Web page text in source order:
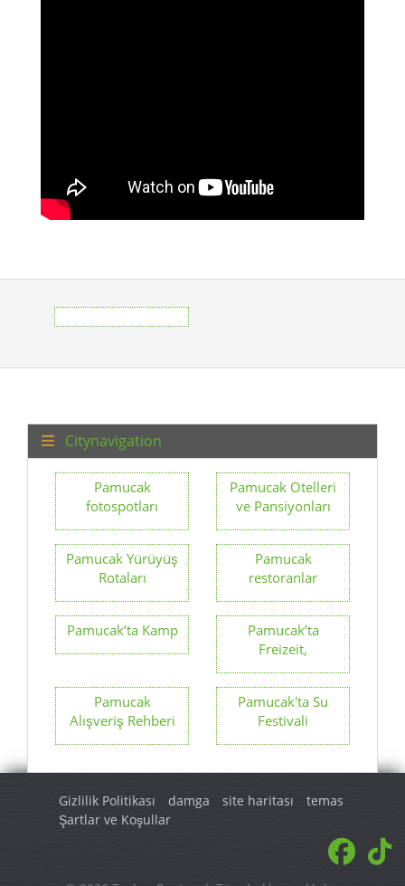
Citynavigation
Pamucak
fotospotları
Pamucak Otelleri
ve Pansiyonları
Pamucak Yürüyüş
Rotaları
Pamucak
restoranlar
Pamucak’ta Kamp
Pamucak’ta
Freizeit,
Pamucak
Alışveriş Rehberi
Pamucak'ta Su
Festivali
Gizlilik Politikası damga site haritası
temas
Şartlar ve Koşullar